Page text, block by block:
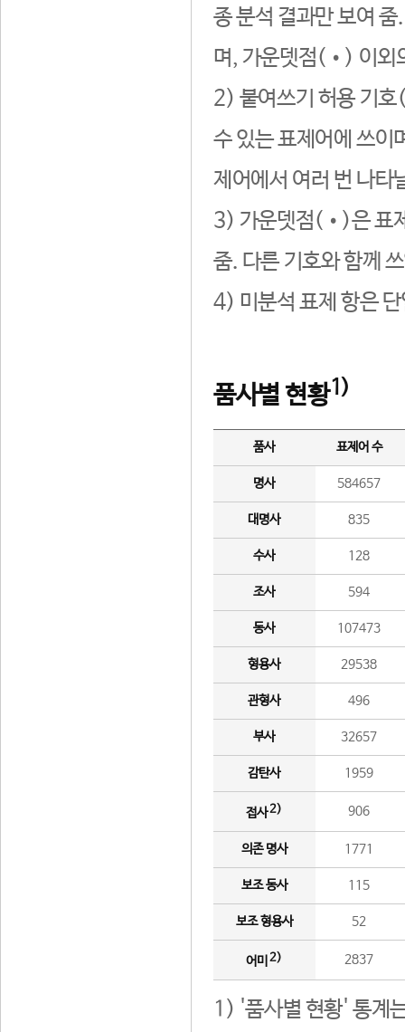
종 분석 결과만 보여
며, 가운뎃점(•) 이외
2) 붙여쓰기 허용 기호
수 있는 표제어에 쓰이
제어에서 여러 번 나타
3) 가운뎃점(•)은 표
줌. 다른 기호와 함께
4) 미분석 표제 항은
품사별 현황1)
품사 표제어 수
명사 584657
대명사 835
수사 128
조사 594
동사 107473
형용사 29538
관형사 496
부사 32657
감탄사 1959
접사2) 906
의존 명사 1771
보조 동사 115
보조 형용사 52
어미 2) 2837
1) '품사별 현황' 통계